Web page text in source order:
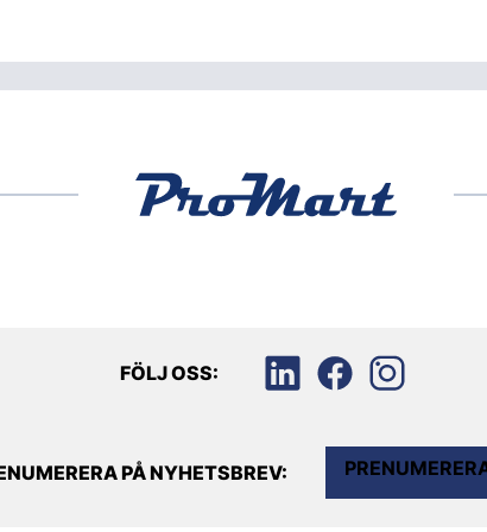
FÖLJ OSS:
PÅ NYHETSBREV: